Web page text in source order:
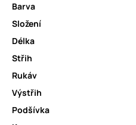
Barva
Složení
Délka
Střih
Rukáv
Výstřih
Podšívka